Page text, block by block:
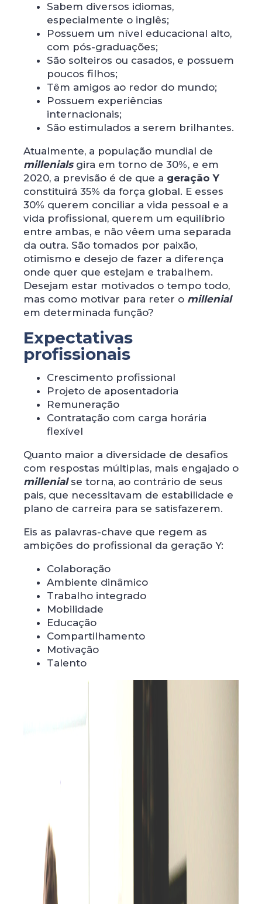
Sabem diversos idiomas,
especialmente o inglês;
Possuem um nível educacional alto,
com pós-graduações;
São solteiros ou casados, e possuem
poucos filhos;
Têm amigos ao redor do mundo;
Possuem experiências
internacionais;
São estimulados a serem brilhantes.
Atualmente, a população mundial de
millenialsgira em torno de 30%, e em
2020, a previsão é de que a geração Y
constituirá 35% da força global. E esses
30% querem conciliar a vida pessoal e a
vida profissional, querem um equilíbrio
entre ambas, e não vêem uma separada
da outra. São tomados por paixão,
otimismo e desejo de fazer a diferença
onde quer que estejam e trabalhem.
Desejam estar motivados o tempo todo,
mas como motivar para reter o millenial
em determinada função?
Expectativas
profissionais
Crescimento profissional
Projeto de aposentadoria
Remuneração
Contratação com carga horária
flexível
Quanto maior a diversidade de desafios
com respostas múltiplas, mais engajado o
millenial se torna, ao contrário de seus
pais, que necessitavam de estabilidade e
plano de carreira para se satisfazerem.
Eis as palavras-chave que regem as
ambições do profissional da geração Y:
Colaboração
Ambiente dinâmico
Trabalho integrado
Mobilidade
Educação
Compartilhamento
Motivação
Talento